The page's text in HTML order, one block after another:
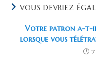
VOUS DEVRIEZ
Votre patron a-t-il
lorsque vous